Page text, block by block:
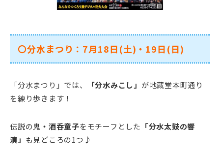
〇分水まつり：7月18日(土)・19日(日)
「分水まつり」では、 「分水みこし」 が地蔵堂本町通り
を練り歩きます！
伝説の鬼 ・酒呑童子をモチーフとした 「分水太鼓の響
演」 も見どころの1つ♪